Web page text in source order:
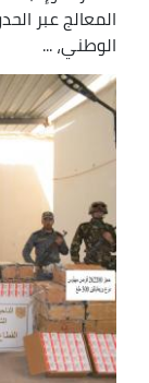
المعالج عبر
الوطني، ...